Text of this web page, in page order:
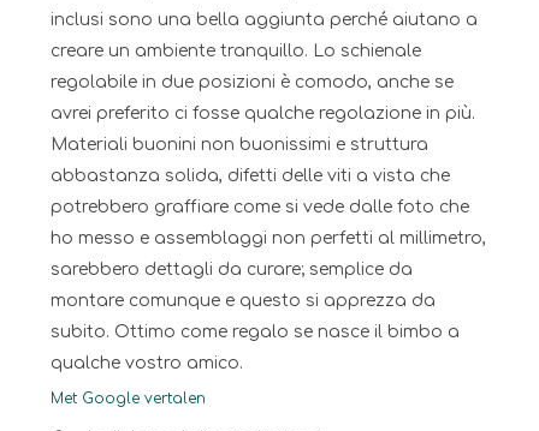
inclusi sono una bella aggiunta perché aiutano a
creare un ambiente tranquillo. Lo schienale
regolabile in due posizioni è comodo, anche se
avrei preferito ci fosse qualche regolazione in più.
Materiali buonini non buonissimi e struttura
abbastanza solida, difetti delle viti a vista che
potrebbero graffiare come si vede dalle foto che
ho messo e assemblaggi non perfetti al millimetro,
sarebbero dettagli da curare; semplice da
montare comunque e questo si apprezza da
subito. Ottimo come regalo se nasce il bimbo a
qualche vostro amico.
Met Google vertalen